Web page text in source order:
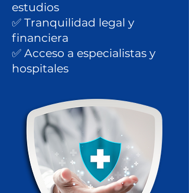
estudios
✅ Tranquilidad legal y
financiera
✅ Acceso a especialistas y
hospitales